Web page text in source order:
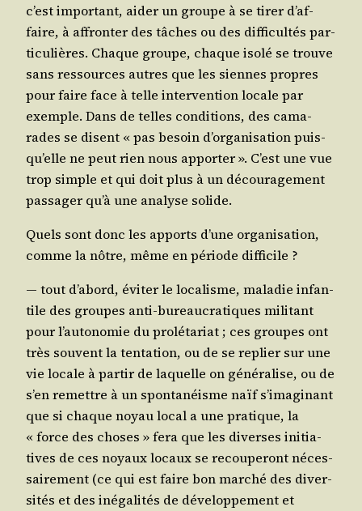
c’est impor­tant, aider un groupe à se tirer d’af­
faire, à affron­ter des tâches ou des dif­fi­cul­tés par­
ti­cu­lières. Chaque groupe, chaque iso­lé se trouve
sans res­sources autres que les siennes propres
pour faire face à telle inter­ven­tion locale par
exemple. Dans de telles condi­tions, des cama­
rades se disent « pas besoin d’or­ga­ni­sa­tion puis­
qu’elle ne peut rien nous appor­ter ». C’est une vue
trop simple et qui doit plus à un décou­ra­ge­ment
pas­sa­ger qu’à une ana­lyse solide.
Quels sont donc les apports d’une orga­ni­sa­tion,
comme la nôtre, même en période difficile ?
― tout d’a­bord, évi­ter le loca­lisme, mala­die infan­
tile des groupes anti-bureau­cra­tiques mili­tant
pour l’au­to­no­mie du pro­lé­ta­riat ; ces groupes ont
très sou­vent la ten­ta­tion, ou de se replier sur une
vie locale à par­tir de laquelle on géné­ra­lise, ou de
s’en remettre à un spon­ta­néisme naïf s’i­ma­gi­nant
que si chaque noyau local a une pra­tique, la
« force des choses » fera que les diverses ini­tia­
tives de ces noyaux locaux se recou­pe­ront néces­
sai­re­ment (ce qui est faire bon mar­ché des diver­
si­tés et des inéga­li­tés de déve­lop­pe­ment et